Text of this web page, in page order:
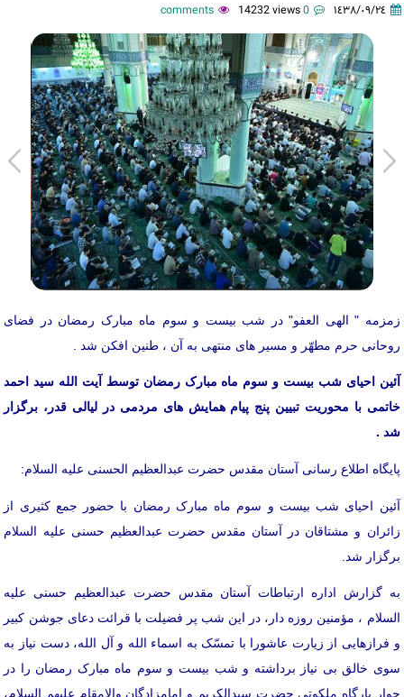
١٤٣٨/٠٩/٢٤ 0 comments
14232 views
زمزمه " الهی العفو" در شب بیست و سوم ماه مبارک رمضان در فضای
روحانی حرم مطهّر و مسیر های منتهی به آن ، طنین افکن شد .
آئین احیای شب بیست و سوم ماه مبارک رمضان توسط آیت الله سید احمد
خاتمی با محوریت تبیین پنج پیام همایش های مردمی در لیالی قدر، برگزار
شد .
پایگاه اطلاع رسانی آستان مقدس حضرت عبدالعظیم الحسنی علیه السلام:
آئین احیای شب بیست و سوم ماه مبارک رمضان با حضور جمع كثيری از
زائران و مشتاقان در آستان مقدس حضرت عبدالعظیم حسنی علیه السلام
برگزار شد.
به گزارش اداره ارتباطات آستان مقدس حضرت عبدالعظیم حسنی علیه
السلام ، مؤمنین روزه دار، در این شب پر فضیلت با قرائت دعای جوشن کبیر
و فرازهایی از زیارت عاشورا با تمسّک به اسماء الله و آل الله، دست نیاز به
سوی خالق بی نیاز برداشته و شب بیست و سوم ماه مبارک رمضان را در
جوار بارگاه ملکوتی حضرت سیدالکریم و امامزادگان والامقام علیهم السلام،